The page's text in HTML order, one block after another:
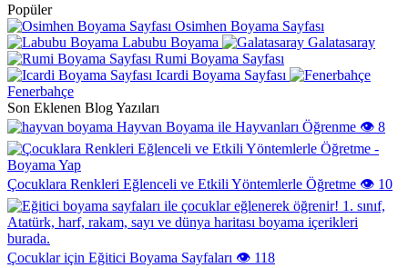
Popüler
Osimhen Boyama Sayfası
Labubu Boyama
Galatasaray
Rumi Boyama Sayfası
Icardi Boyama Sayfası
Fenerbahçe
Son Eklenen Blog Yazıları
Hayvan Boyama ile Hayvanları Öğrenme 👁️ 8
Çocuklara Renkleri Eğlenceli ve Etkili Yöntemlerle Öğretme 👁️ 10
Çocuklar için Eğitici Boyama Sayfaları 👁️ 118